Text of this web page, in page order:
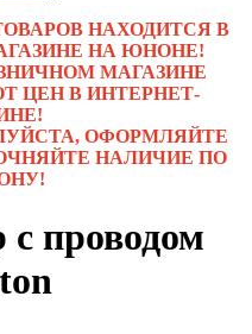
НАХОДИТСЯ В
НА ЮНОНЕ!
МАГАЗИНЕ
ЦЕН В ИНТЕРНЕТ-
ОФОРМЛЯЙТЕ
НАЛИЧИЕ ПО
проводом